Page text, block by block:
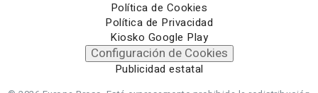
Política de Cookies
Política de Privacidad
Kiosko Google Play
Configuración de Cookies
Publicidad estatal